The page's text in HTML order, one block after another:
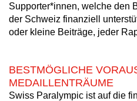
Supporter*innen, welche den
der Schweiz finanziell
oder kleine Beiträge, jeder
BESTMÖGLICHE
MEDAILLENTRÄUME
Swiss Paralympic ist auf die